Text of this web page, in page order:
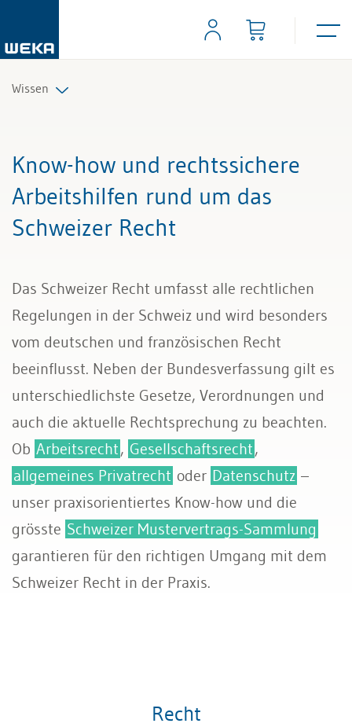
Wissen
Management
Führung & Kompetenzen
Recht
Bau & Immobilien
Know-how und rechtssichere
Arbeitshilfen rund um das
Schweizer Recht
Das Schweizer Recht umfasst alle rechtlichen
Regelungen in der Schweiz und wird besonders
vom deutschen und französischen Recht
beeinflusst. Neben der Bundesverfassung gilt es
unterschiedlichste Gesetze, Verordnungen und
auch die aktuelle Rechtsprechung zu beachten.
Ob Arbeitsrecht, Gesellschaftsrecht,
allgemeines Privatrecht oder Datenschutz –
unser praxisorientiertes Know-how und die
grösste Schweizer Mustervertrags-Sammlung
garantieren für den richtigen Umgang mit dem
Schweizer Recht in der Praxis.
Recht